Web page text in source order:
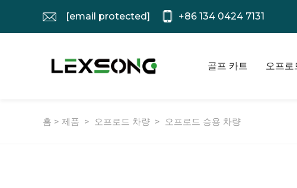
[email protected] +86 134 0424 7131
골프 카트 오프로
홈 > 제품 > 오프로드 차량 > 오프로드 승용 차량